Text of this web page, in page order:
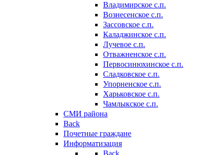
Владимирское с.п.
Вознесенское с.п.
Зассовское с.п.
Каладжинское с.п.
Лучевое с.п.
Отважненское с.п.
Первосинюхинское с.п.
Сладковское с.п.
Упорненское с.п.
Харьковское с.п.
Чамлыкское с.п.
СМИ района
Back
Почетные граждане
Информатизация
Back